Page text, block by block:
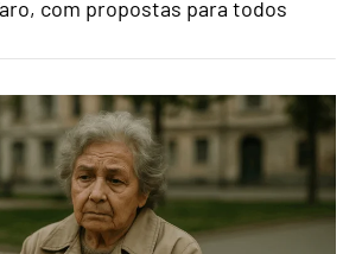
com propostas para todos